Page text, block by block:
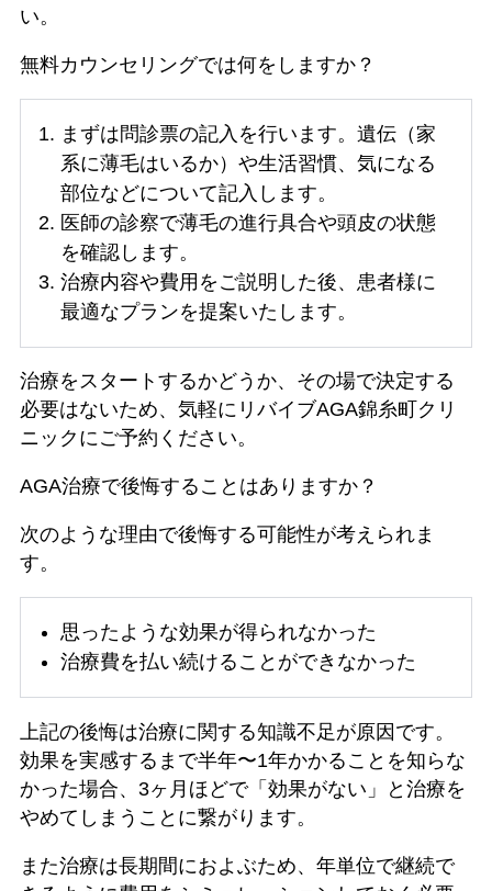
い。
無料カウンセリングでは何をしますか？
まずは問診票の記入を行います。遺伝（家
系に薄毛はいるか）や生活習慣、気になる
部位などについて記入します。
医師の診察で薄毛の進行具合や頭皮の状態
を確認します。
治療内容や費用をご説明した後、患者様に
最適なプランを提案いたします。
治療をスタートするかどうか、その場で決定する
必要はないため、気軽にリバイブAGA錦糸町クリ
ニックにご予約ください。
AGA治療で後悔することはありますか？
次のような理由で後悔する可能性が考えられま
す。
思ったような効果が得られなかった
治療費を払い続けることができなかった
上記の後悔は治療に関する知識不足が原因です。
効果を実感するまで半年〜1年かかることを知らな
かった場合、3ヶ月ほどで「効果がない」と治療を
やめてしまうことに繋がります。
また治療は長期間におよぶため、年単位で継続で